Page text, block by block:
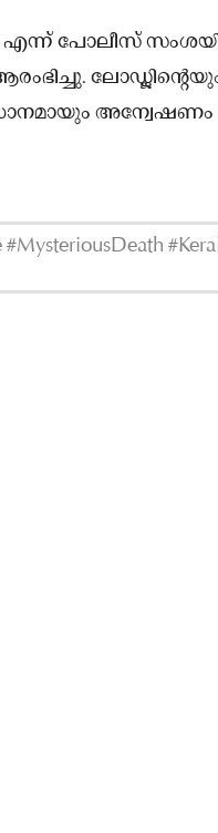
പോലീസ്
ലോഡ്ജിന്റെയും